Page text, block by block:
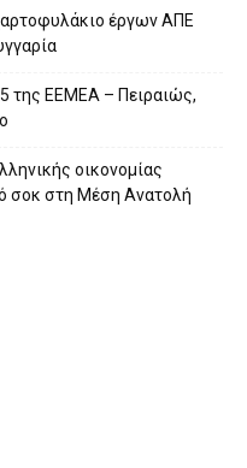
έργων ΑΠΕ
της EEMEA – Πειραιώς,
οικονομίας
σοκ στη Μέση Ανατολή